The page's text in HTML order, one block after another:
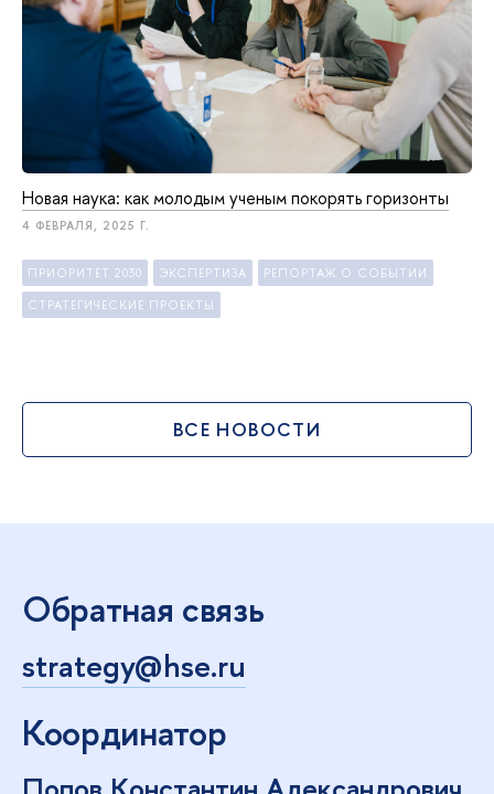
Новая наука: как молодым ученым покорять горизонты
4 ФЕВРАЛЯ, 2025 Г.
ПРИОРИТЕТ 2030 ЭКСПЕРТИЗА РЕПОРТАЖ О СОБЫТИИ
СТРАТЕГИЧЕСКИЕ ПРОЕКТЫ
ВСЕ НОВОСТИ
Обратная связь
strategy@hse.ru
Координатор